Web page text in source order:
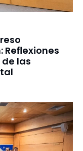
Reflexiones
las